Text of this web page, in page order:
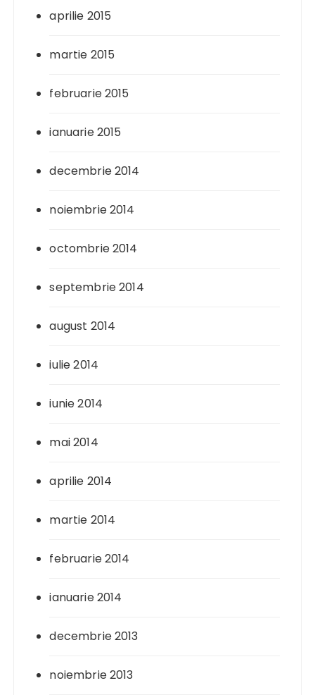
aprilie 2015
martie 2015
februarie 2015
ianuarie 2015
decembrie 2014
noiembrie 2014
octombrie 2014
septembrie 2014
august 2014
iulie 2014
iunie 2014
mai 2014
aprilie 2014
martie 2014
februarie 2014
ianuarie 2014
decembrie 2013
noiembrie 2013